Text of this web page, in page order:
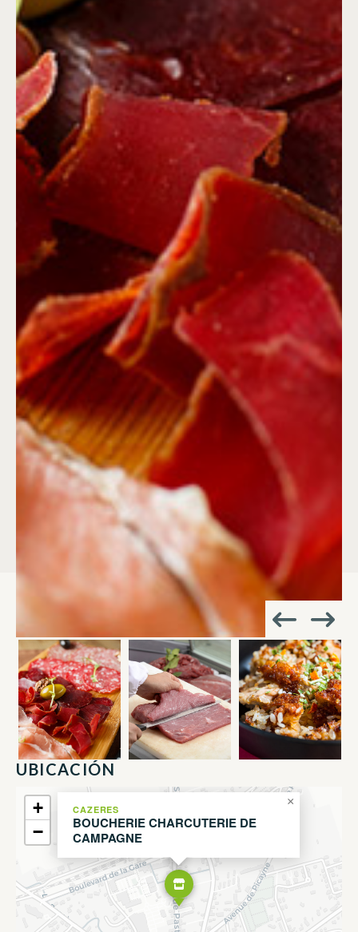
UBICACIÓN
CAZERES
BOUCHERIE CHARCUTERIE DE
CAMPAGNE
×
+
−